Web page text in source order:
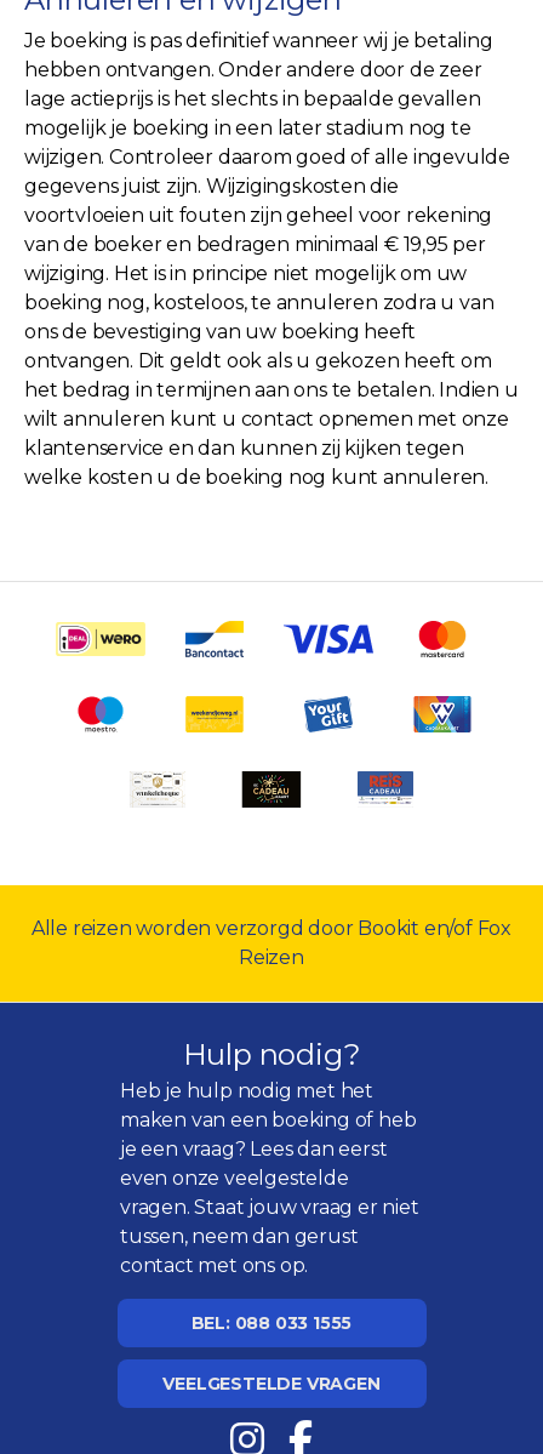
Je boeking is pas definitief wanneer wij je betaling
hebben ontvangen. Onder andere door de zeer
lage actieprijs is het slechts in bepaalde gevallen
mogelijk je boeking in een later stadium nog te
wijzigen. Controleer daarom goed of alle ingevulde
gegevens juist zijn. Wijzigingskosten die
voortvloeien uit fouten zijn geheel voor rekening
van de boeker en bedragen minimaal € 19,95 per
wijziging. Het is in principe niet mogelijk om uw
boeking nog, kosteloos, te annuleren zodra u van
ons de bevestiging van uw boeking heeft
ontvangen. Dit geldt ook als u gekozen heeft om
het bedrag in termijnen aan ons te betalen. Indien u
wilt annuleren kunt u contact opnemen met onze
klantenservice en dan kunnen zij kijken tegen
welke kosten u de boeking nog kunt annuleren.
Alle reizen worden verzorgd door Bookit en/of Fox
Reizen
Hulp nodig?
Heb je hulp nodig met het
maken van een boeking of heb
je een vraag? Lees dan eerst
even onzeveelgestelde
vragen. Staat jouw vraag er niet
tussen, neem dan gerust
contact met ons op.
BEL: 088 033 1555
VEELGESTELDE VRAGEN